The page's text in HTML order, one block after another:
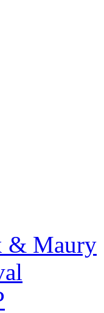
& Maury